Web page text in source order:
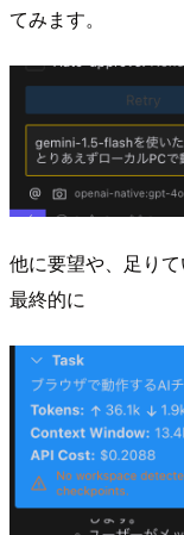
てみます。
他に要望や、足り
最終的に